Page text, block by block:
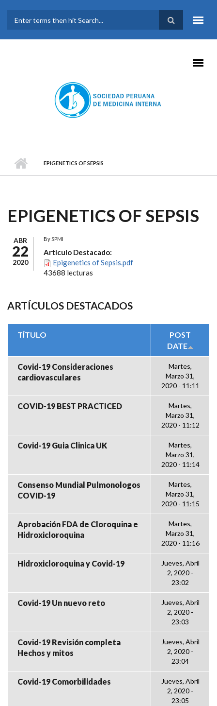
FORMULARIO DE
BÚSQUEDA
EPIGENETICS OF SEPSIS
EPIGENETICS OF SEPSIS
ABR
22
2020
BySPMI
Artículo Destacado:
Epigenetics of Sepsis.pdf
43688 lecturas
ARTÍCULOS DESTACADOS
TÍTULO
POST
DATE
Covid-19 Consideraciones
cardiovasculares
Martes,
Marzo 31,
2020 - 11:11
COVID-19 BEST PRACTICED
Martes,
Marzo 31,
2020 - 11:12
Covid-19 Guia Clinica UK
Martes,
Marzo 31,
2020 - 11:14
Consenso Mundial Pulmonologos
COVID-19
Martes,
Marzo 31,
2020 - 11:15
Aprobación FDA de Cloroquina e
Hidroxicloroquina
Martes,
Marzo 31,
2020 - 11:16
Hidroxicloroquina y Covid-19
Jueves, Abril
2, 2020 -
23:02
Covid-19 Un nuevo reto
Jueves, Abril
2, 2020 -
23:03
Covid-19 Revisión completa
Hechos y mitos
Jueves, Abril
2, 2020 -
23:04
Covid-19 Comorbilidades
Jueves, Abril
2, 2020 -
23:05